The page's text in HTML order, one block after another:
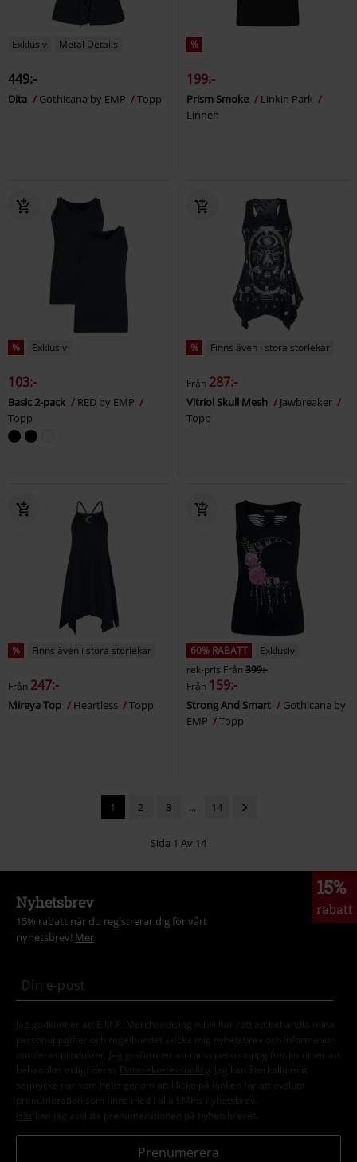
Exklusiv Metal Details
449:-
Dita Gothicana by EMP Topp
%
199:-
Prism Smoke
Linkin Park
Linnen
% Exklusiv
103:-
Basic 2-pack
RED by EMP
Topp
% Finns även i stora storlekar
Från 287:-
Vitriol Skull Mesh
Jawbreaker
Topp
% Finns även i stora storlekar
Från 247:-
Mireya Top Heartless Topp
60% RABATT
Exklusiv
rek-pris Från399:-
Från 159:-
Strong And Smart
Gothicana by
EMP
Topp
1 2 3 ... 14
Sida 1 Av 14
15%
rabatt
Nyhetsbrev
15% rabatt när du registrerar dig för vårt
nyhetsbrev! Mer
Jag godkänner att E.M.P. Merchandising mbH har rätt att behandla mina
personuppgifter och regelbundet skicka mig nyhetsbrev och information
om deras produkter. Jag godkänner att mina personuppgifter kommer att
behandlas enligt deras
Datasekretesspolicy
. Jag kan återkalla mitt
samtycke när som helst genom att klicka på länken för att avsluta
prenumeration som finns med i alla EMP:s nyhetsbrev.
Här kan jag avsluta prenumerationen på nyhetsbrevet.
Prenumerera